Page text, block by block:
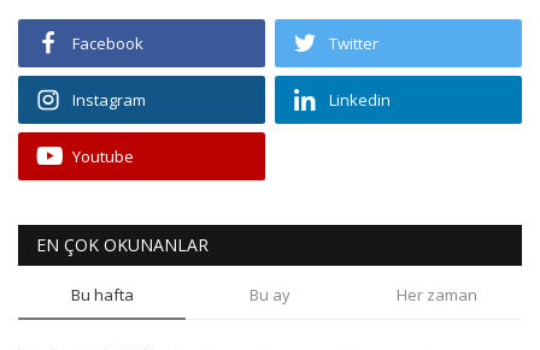
Facebook Twitter
Instagram Linkedin
Youtube
EN ÇOK OKUNANLAR
Bu hafta Bu ay Her zaman